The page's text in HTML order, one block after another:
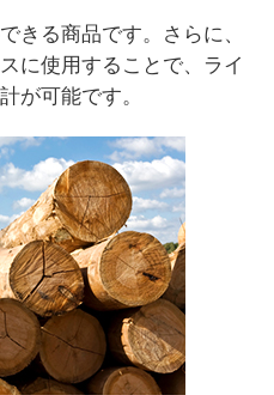
きる商品です。さらに、
に使用することで、ライ
が可能です。